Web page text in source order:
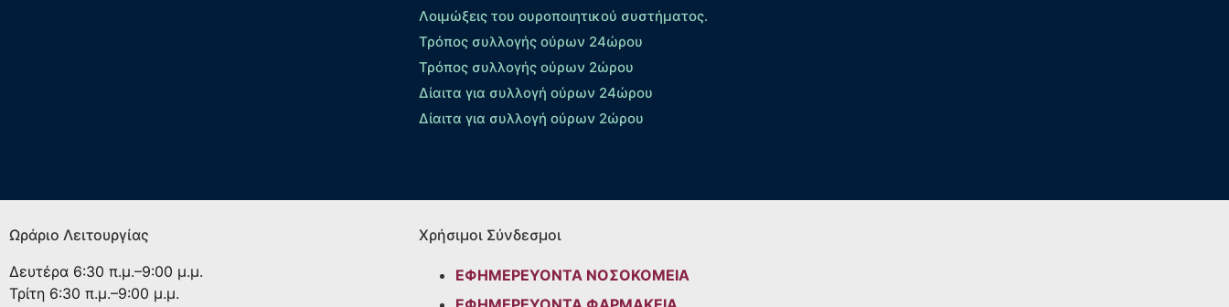
Λοιμώξεις του ουροποιητικού συστήματος.
Τρόπος συλλογής ούρων 24ώρου
Τρόπος συλλογής ούρων 2ώρου
Δίαιτα για συλλογή ούρων 24ώρου
Δίαιτα για συλλογή ούρων 2ώρου
Ωράριο Λειτουργίας
Δευτέρα 6:30 π.μ.–9:00 μ.μ.
Τρίτη 6:30 π.μ.–9:00 μ.μ.
Χρήσιμοι Σύνδεσμοι
ΕΦΗΜΕΡΕΥΟΝΤΑ ΝΟΣΟΚΟΜΕΙΑ